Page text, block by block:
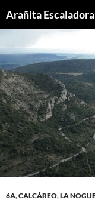
toArañita Escaladora
6A,CALCÁREO,LA